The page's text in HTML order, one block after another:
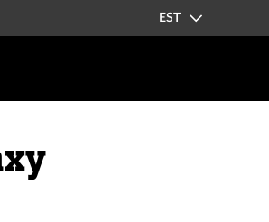
EST